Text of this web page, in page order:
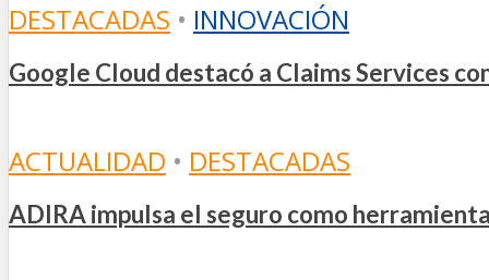
DESTACADAS • INNOVACIÓN
Google Cloud destacó a Claims Services
ACTUALIDAD • DESTACADAS
ADIRA impulsa el seguro como